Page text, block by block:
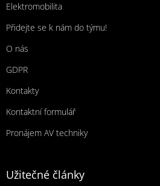
Elektromobilita
Přidejte se k nám do týmu!
O nás
GDPR
Kontakty
Kontaktní formulář
Pronájem AV techniky
Užitečné články